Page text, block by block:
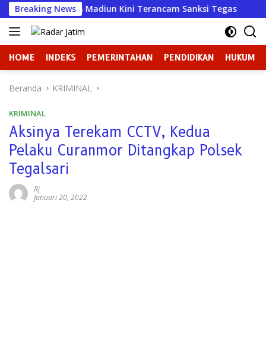
Langsung
ke
konten
Breaking News
Mulya Madiun Kini Terancam Sanksi Tegas
HOME INDEKS PEMERINTAHAN PENDIDIKAN HUKUM
Beranda KRIMINAL
KRIMINAL
Aksinya Terekam CCTV, Kedua
Pelaku Curanmor Ditangkap Polsek
Tegalsari
Rj
Januari 20, 2022